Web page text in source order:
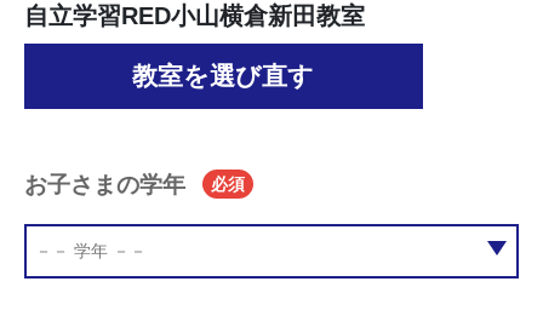
自立学習RED小山横倉新田教室
教室を選び直す
お子さまの学年 必須